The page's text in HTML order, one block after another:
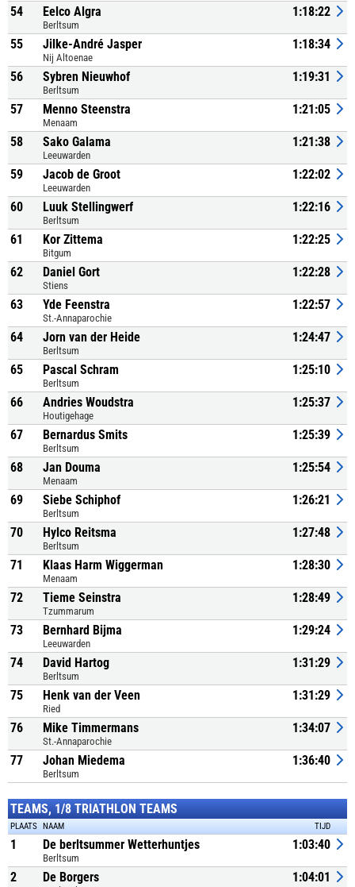
54 Eelco Algra
Berltsum
1:18:22
55 Jilke-André Jasper
Nij Altoenae
1:18:34
56 Sybren Nieuwhof
Berltsum
1:19:31
57 Menno Steenstra
Menaam
1:21:05
58 Sako Galama
Leeuwarden
1:21:38
59 Jacob de Groot
Leeuwarden
1:22:02
60 Luuk Stellingwerf
Berltsum
1:22:16
61 Kor Zittema
Bitgum
1:22:25
62 Daniel Gort
Stiens
1:22:28
63 Yde Feenstra
St.-Annaparochie
1:22:57
64 Jorn van der Heide
Berltsum
1:24:47
65 Pascal Schram
Berltsum
1:25:10
66 Andries Woudstra
Houtigehage
1:25:37
67 Bernardus Smits
Berltsum
1:25:39
68 Jan Douma
Menaam
1:25:54
69 Siebe Schiphof
Berltsum
1:26:21
70 Hylco Reitsma
Berltsum
1:27:48
71 Klaas Harm Wiggerman
Menaam
1:28:30
72 Tieme Seinstra
Tzummarum
1:28:49
73 Bernhard Bijma
Leeuwarden
1:29:24
74 David Hartog
Berltsum
1:31:29
75 Henk van der Veen
Ried
1:31:29
76 Mike Timmermans
St.-Annaparochie
1:34:07
77 Johan Miedema
Berltsum
1:36:40
TEAMS, 1/8 TRIATHLON TEAMS
PLAATS NAAM TIJD
1 De berltsummer Wetterhuntjes
Berltsum
1:03:40
2 De Borgers 1:04:01